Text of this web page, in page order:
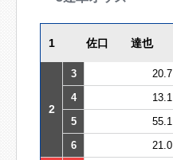
1 佐口 達也
2
3 20.7
4
13.1
5
55.1
6
21.0